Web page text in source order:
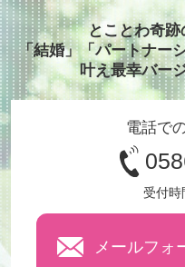
とことわ奇
「結婚」「パートナー
叶え最幸バー
電話で
受付時
メールフォ